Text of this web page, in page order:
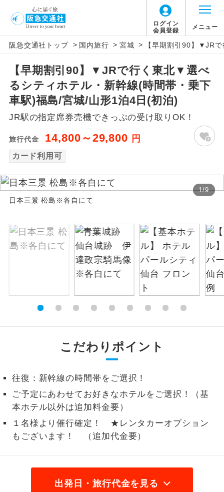
ログイン
会員登録
メニュー
阪急交通社トップ > 国内旅行 > 宮城 > 【早期割引90】▼JR
【早期割引90】▼JRで行く東北▼選べ
るシティホテル・新幹線(時間帯・乗下
車駅)福島/宮城/山形1泊4日(初泊)
JR駅の指定席券売機できっぷの受け取りOK！
旅行代金 14,800～29,800 円
カード利用可
1/9
日本三景 松島※各自にて
こだわりポイント
往復：新幹線の時間帯をご選択！
ご予定にあわせてお好きなホテルをご選択！（基
本ホテル以外は追加料金要）
１名様より催行確定！ ★レンタカーオプション
もございます！ （追加代金要）
出発日・旅行代金を見る
アイコン 説明
添乗員同行
往路出発空港（駅）から復路到着空港
（駅）まで同行します。
現地添乗員同
行
現地到着空港（駅）から最終日出発空港
（駅）まで添乗員が同行します。
務
バスガイドが乗務し、車内での観光案内
新コース 初登場のコースです。
絶景 絶景スポットに立ち寄るコースです。
温泉地にも宿泊するコースです。
ご宿泊ホテルに露天風呂が付いていま
す。
大浴場
く）
お部屋食
お部屋にてゆっくりとお召し上がりいた
だけます。
トラベルイヤ
ホン
周りの音を気にせず、ガイドさんの説明
をじっくり聞くことができます。
1名様催行